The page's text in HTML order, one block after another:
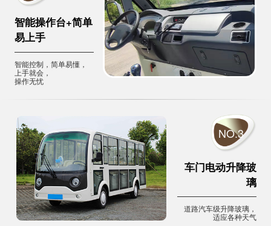
智能操作台+简单
易上手
智能控制，简单易懂，
上手就会，
操作无忧
NO.3
车门电动升降玻
璃
道路汽车级升降玻璃，
适应各种天气